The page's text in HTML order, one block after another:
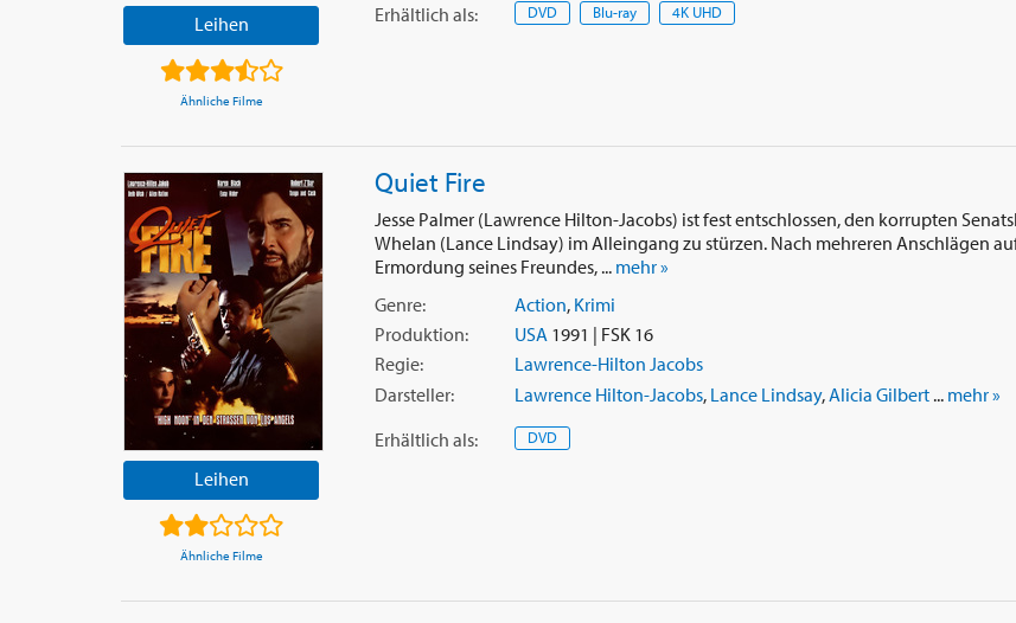
Leihen
Ähnliche Filme
Erhältlich als: DVD Blu-ray 4K UHD
Leihen
Ähnliche Filme
Quiet Fire
Jesse Palmer (Lawrence Hilton-Jacobs) ist fest entschlossen, den korrupten
Whelan (Lance Lindsay) im Alleingang zu stürzen. Nach mehreren Anschlägen
Ermordung seines Freundes, ... mehr »
Genre:
Action, Krimi
Produktion:
USA1991 | FSK 16
Regie:
Lawrence-Hilton Jacobs
Darsteller:
Lawrence Hilton-Jacobs, Lance Lindsay,Alicia Gilbert... mehr »
Erhältlich als: DVD